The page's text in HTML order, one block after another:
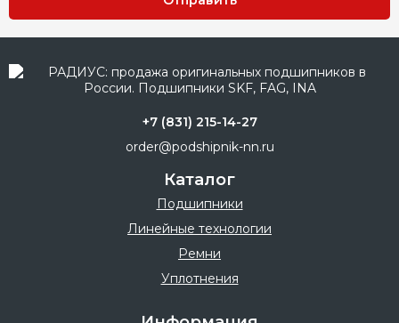
+7 (831) 215-14-27
order@podshipnik-nn.ru
Каталог
Подшипники
Линейные технологии
Ремни
Уплотнения